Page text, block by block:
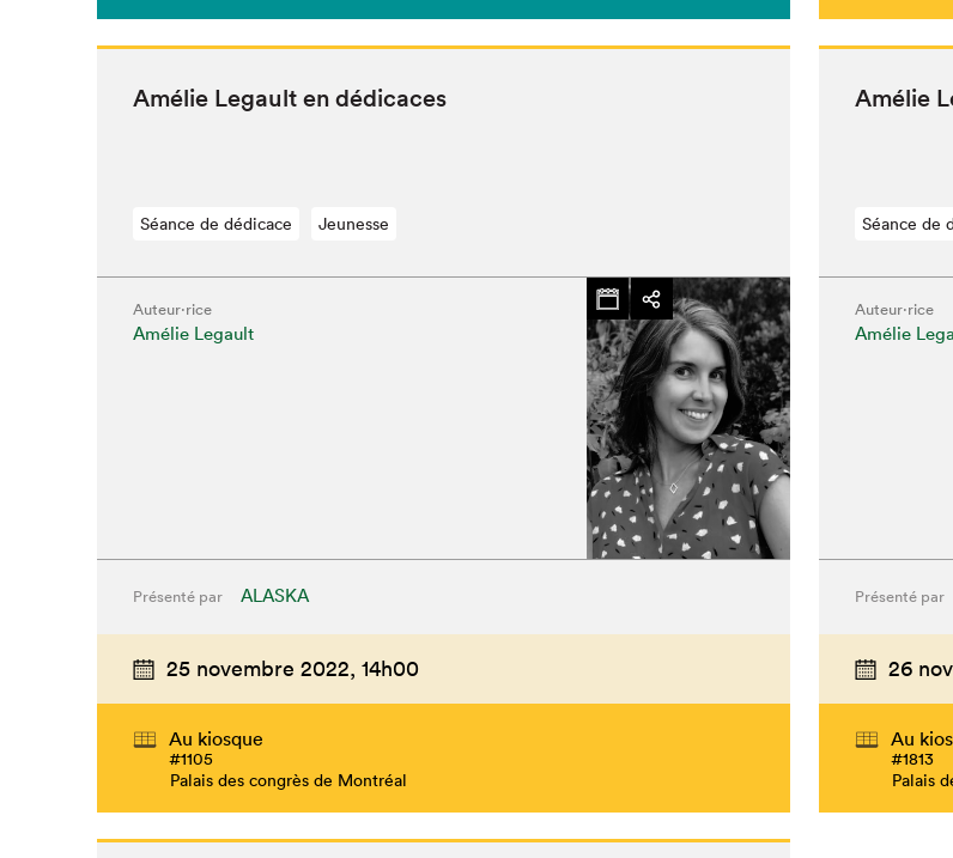
Que cherchez-vous?
Amélie Legault en dédicaces
Séance de dédicace Jeunesse
Auteur·rice
Amélie Legault
Présenté par ALASKA
25 novembre 2022, 14h00
Au kiosque
#1105
Palais des congrès de Montréal
Amélie
Séance de
Auteur·rice
Amélie
Présenté par
26
Au
#1813
Palais